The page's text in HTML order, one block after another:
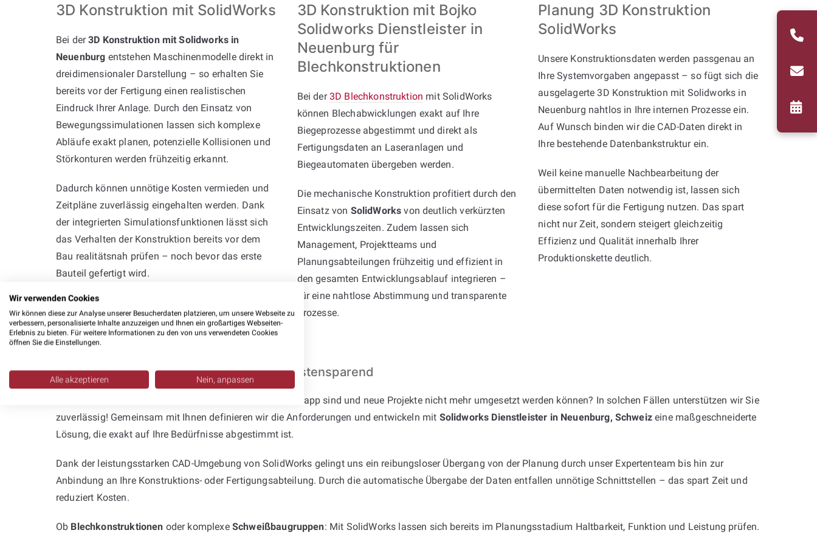
3D Konstruktion mit SolidWorks
Bei der3D Konstruktion mit Solidworks in
Neuenburg entstehen Maschinenmodelle direkt in
dreidimensionaler Darstellung – so erhalten Sie
bereits vor der Fertigung einen realistischen
Eindruck Ihrer Anlage. Durch den Einsatz von
Bewegungssimulationen lassen sich komplexe
Abläufe exakt planen, potenzielle Kollisionen und
Störkonturen werden frühzeitig erkannt.
Dadurch können unnötige Kosten vermieden und
Zeitpläne zuverlässig eingehalten werden. Dank
der integrierten Simulationsfunktionen lässt sich
das Verhalten der Konstruktion bereits vor dem
Bau realitätsnah prüfen – noch bevor das erste
Bauteil gefertigt wird.
3D Konstruktion mit Bojko
Solidworks Dienstleister in
Neuenburg für
Blechkonstruktionen
Bei der3D Blechkonstruktion mit SolidWorks
können Blechabwicklungen exakt auf Ihre
Biegeprozesse abgestimmt und direkt als
Fertigungsdaten an Laseranlagen und
Biegeautomaten übergeben werden.
Die mechanische Konstruktion profitiert durch den
Einsatz von SolidWorks von deutlich verkürzten
Entwicklungszeiten. Zudem lassen sich
Management, Projektteams und
Planungsabteilungen frühzeitig und effizient in
den gesamten Entwicklungsablauf integrieren –
für eine nahtlose Abstimmung und transparente
Prozesse.
Planung 3D Konstruktion
SolidWorks
Unsere Konstruktionsdaten werden passgenau an
Ihre Systemvorgaben angepasst – so fügt sich die
ausgelagerte 3D Konstruktion mit Solidworks in
Neuenburg nahtlos in Ihre internen Prozesse ein.
Auf Wunsch binden wir die CAD-Daten direkt in
Ihre bestehende Datenbankstruktur ein.
Weil keine manuelle Nachbearbeitung der
übermittelten Daten notwendig ist, lassen sich
diese sofort für die Fertigung nutzen. Das spart
nicht nur Zeit, sondern steigert gleichzeitig
Effizienz und Qualität innerhalb Ihrer
Produktionskette deutlich.
Planung mit SolidWorks – effizient und kostensparend
Stehen Sie vor dem Problem, dass interne Ressourcen knapp sind und neue Projekte nicht mehr umgesetzt werden können? In solchen Fällen unterstützen wir Sie
zuverlässig! Gemeinsam mit Ihnen definieren wir die Anforderungen und entwickeln mit Solidworks Dienstleister in Neuenburg, Schweizeine maßgeschneiderte
Lösung, die exakt auf Ihre Bedürfnisse abgestimmt ist.
Dank der leistungsstarken CAD-Umgebung von SolidWorks gelingt uns ein reibungsloser Übergang von der Planung durch unser Expertenteam bis hin zur
Anbindung an Ihre Konstruktions- oder Fertigungsabteilung. Durch die automatische Übergabe der Daten entfallen unnötige Schnittstellen – das spart Zeit und
reduziert Kosten.
Ob Blechkonstruktionen oder komplexe Schweißbaugruppen: Mit SolidWorks lassen sich bereits im Planungsstadium Haltbarkeit, Funktion und Leistung prüfen.
Wir verwenden Cookies
Wir können diese zur Analyse unserer Besucherdaten platzieren, um unsere Webseite zu
verbessern, personalisierte Inhalte anzuzeigen und Ihnen ein großartiges Webseiten-
Erlebnis zu bieten. Für weitere Informationen zu den von uns verwendeten Cookies
öffnen Sie die Einstellungen.
Alle akzeptieren Nein, anpassen